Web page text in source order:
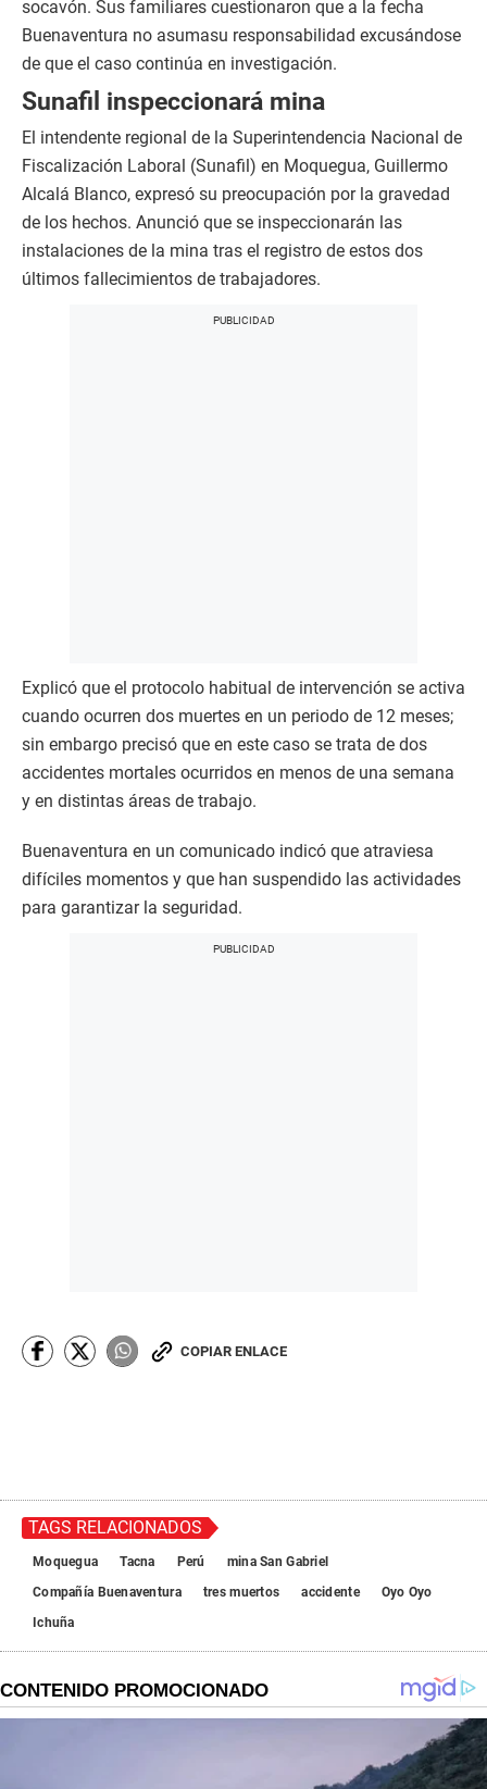
socavón. Sus familiares cuestionaron que a la fecha
Buenaventura no asumasu responsabilidad excusándose
de que el caso continúa en investigación.
Sunafil inspeccionará mina
El intendente regional de la Superintendencia Nacional de
Fiscalización Laboral (Sunafil) en Moquegua, Guillermo
Alcalá Blanco, expresó su preocupación por la gravedad
de los hechos. Anunció que se inspeccionarán las
instalaciones de la mina tras el registro de estos dos
últimos fallecimientos de trabajadores.
Explicó que el protocolo habitual de intervención se activa
cuando ocurren dos muertes en un periodo de 12 meses;
sin embargo precisó que en este caso se trata de dos
accidentes mortales ocurridos en menos de una semana
y en distintas áreas de trabajo.
Buenaventura en un comunicado indicó que atraviesa
difíciles momentos y que han suspendido las actividades
para garantizar la seguridad.
COPIAR ENLACE
TAGS RELACIONADOS
Moquegua Tacna Perú
mina San Gabriel
Compañía Buenaventura
tres muertos accidente
Oyo Oyo
Ichuña